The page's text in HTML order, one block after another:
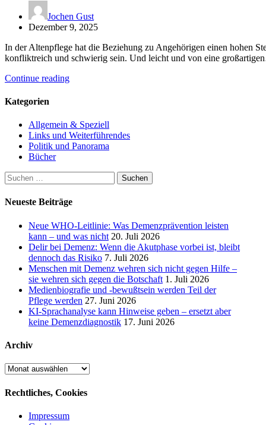
Jochen Gust
Dezember 9, 2025
In der Altenpflege hat die Beziehung zu Angehörigen einen hohen
konfliktreich und schwierig sein. Und leicht und von eine
Continue reading
Kategorien
Allgemein & Speziell
Links und Weiterführendes
Politik und Panorama
Bücher
Suchen
nach:
Neueste Beiträge
Neue WHO-Leitlinie: Was Demenzprävention leisten
kann – und was nicht 20. Juli 2026
Delir bei Demenz: Wenn die Akutphase vorbei ist, bleibt
dennoch das Risiko 7. Juli 2026
Menschen mit Demenz wehren sich nicht gegen Hilfe –
sie wehren sich gegen die Botschaft 1. Juli 2026
Medienbiografie und -bewußtsein werden Teil der
Pflege werden 27. Juni 2026
KI-Sprachanalyse kann Hinweise geben – ersetzt aber
keine Demenzdiagnostik 17. Juni 2026
Archiv
Archiv
Rechtliches, Cookies
Impressum